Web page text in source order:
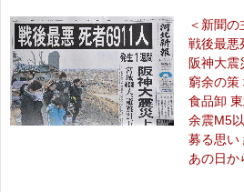
＜新聞の
戦後最悪
阪神大震
窮余の策
食品卸
余震M5
募る思い
あの日か